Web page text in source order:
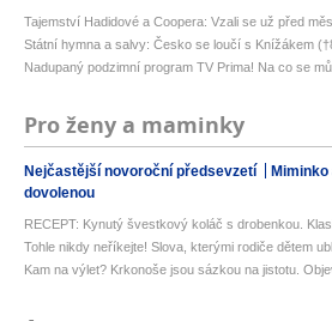
Tajemství Hadidové a Coopera: Vzali se už před
Státní hymna a salvy: Česko se loučí s Knížákem
Nadupaný podzimní program TV Prima! Na co se
Pro ženy a maminky
Nejčastější novoroční předsevzetí Miminko
dovolenou
RECEPT: Kynutý švestkový koláč s drobenkou.
Tohle nikdy neříkejte! Slova, kterými rodiče dětem
Kam na výlet? Krkonoše jsou sázkou na jistotu.